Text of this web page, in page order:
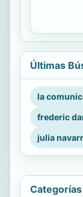
Últimas
la
frederic
julia